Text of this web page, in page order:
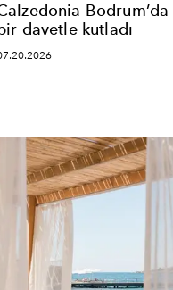
Bodrum’da
bir davetle kutladı